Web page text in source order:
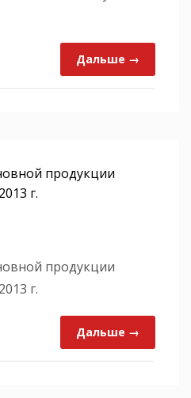
Дальше →
продукции
г.
продукции
г.
Дальше →